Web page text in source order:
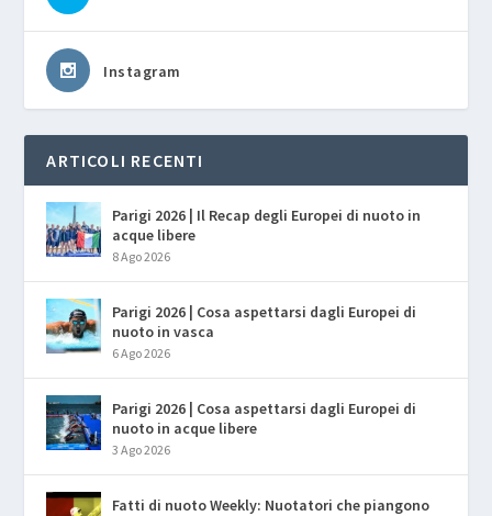
Instagram
ARTICOLI RECENTI
Parigi 2026 | Il Recap degli Europei di nuoto in
acque libere
8 Ago 2026
Parigi 2026 | Cosa aspettarsi dagli Europei di
nuoto in vasca
6 Ago 2026
Parigi 2026 | Cosa aspettarsi dagli Europei di
nuoto in acque libere
3 Ago 2026
Fatti di nuoto Weekly: Nuotatori che piangono